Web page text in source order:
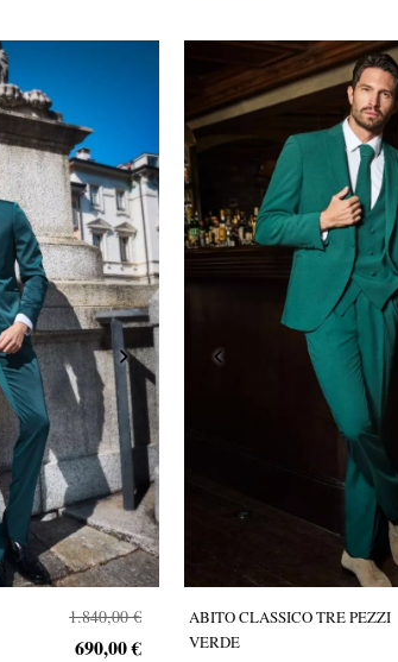
1.840,00 €
690,00 €
ABITO CLASSICO TRE PEZZI
VERDE